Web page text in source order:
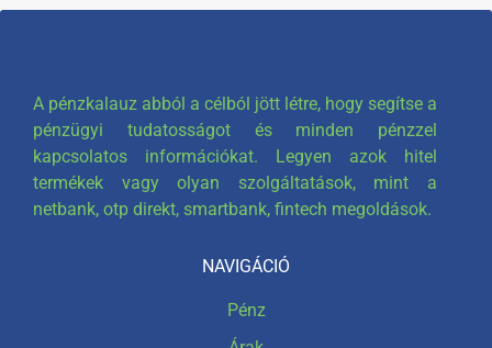
A pénzkalauz abból a célból jött létre, hogy segítse a
pénzügyi tudatosságot és minden pénzzel
kapcsolatos információkat. Legyen azok hitel
termékek vagy olyan szolgáltatások, mint a
netbank, otp direkt, smartbank, fintech megoldások.
NAVIGÁCIÓ
Pénz